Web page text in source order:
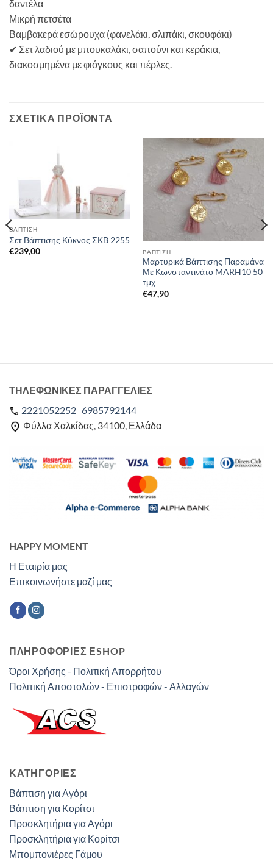
δαντέλα
Μικρή πετσέτα
Βαμβακερά εσώρουχα (φανελάκι, σλιπάκι, σκουφάκι)
✔ Σετ λαδιού με μπουκαλάκι, σαπούνι και κεράκια,
διακοσμημένα με φιόγκους και πέρλες.
ΣΧΕΤΙΚΆ ΠΡΟΪΌΝΤΑ
ΒΑΠΤΙΣΗ
Σετ Βάπτισης Κύκνος ΣΚΒ 2255
€239,00 ΒΑΠΤΙΣΗ
Μαρτυρικά Βάπτισης Παραμάνα
Με Κωνσταντινάτο MARH10 50
τμχ
€47,90
HAPPY MOMENT
Η Εταιρία μας
Επικοινωνήστε μαζί μας
ΠΛΗΡΟΦΟΡΙΕΣ ΕSHOP
Όροι Χρήσης - Πολιτική Απορρήτου
Πολιτική Αποστολών - Επιστροφών - Αλλαγών
ΤΗΛΕΦΩΝΙΚΕΣ ΠΑΡΑΓΓΕΛΙΕΣ
2221052252 6985792144
Φύλλα Χαλκίδας, 34100, Ελλάδα
ΚΑΤΗΓΟΡΊΕΣ
Βάπτιση για Αγόρι
Βάπτιση για Κορίτσι
Προσκλητήρια για Αγόρι
Προσκλητήρια για Κορίτσι
Μπομπονιέρες Γάμου